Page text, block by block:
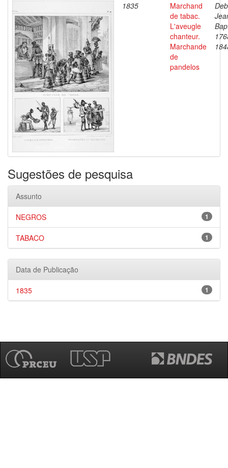
1835
Marchand
de tabac.
L'aveugle
chanteur.
Marchande
de
pandelos
Sugestões de pesquisa
Assunto
1
NEGROS
1
TABACO
Data de Publicação
1
1835